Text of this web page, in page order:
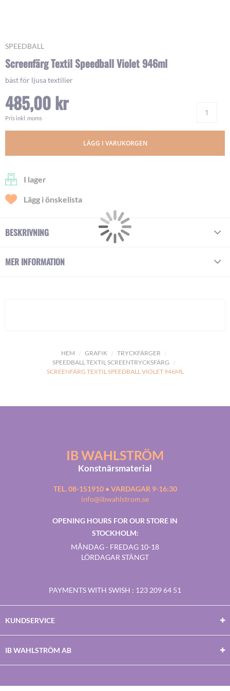
HEM GRAFIK
TRYCKFÄRGER
SPEEDBALL TEXTIL SCREENTRYCKSFÄRG
SCREENFÄRG TEXTIL SPEEDBALL VIOLET 946ML
SPEEDBALL
Screenfärg Textil Speedball Violet 946ml
bäst för ljusa textilier
485,00 kr
Pris inkl. moms
LÄGG I VARUKORGEN
I lager
Lägg i önskelista
Skip
the
of
the
images
gallery
BESKRIVNING
MER INFORMATION
IB WAHLSTRÖM
Konstnärsmaterial
TEL. 08-151910 • VARDAGAR 9-16:30
info@ibwahlstrom.se
OPENING HOURS FOR OUR STORE IN
STOCKHOLM:
MÅNDAG - FREDAG 10-18
LÖRDAGAR STÄNGT
PAYMENTS WITH SWISH : 123 209 64 51
KUNDSERVICE
IB WAHLSTRÖM AB